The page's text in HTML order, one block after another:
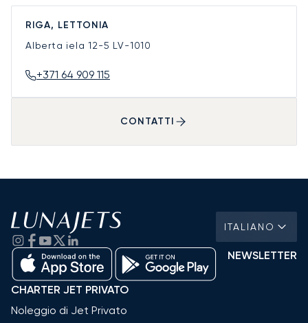
RIGA, LETTONIA
Alberta iela 12-5 LV-1010
+371 64 909 115
CONTATTI
ITALIANO
NEWSLETTER
CHARTER JET PRIVATO
Noleggio di Jet Privato